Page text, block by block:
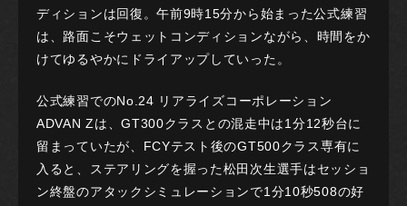
ディションは回復。午前9時15分から始まった公式練習
は、路面こそウェットコンディションながら、時間をか
けてゆるやかにドライアップしていった。
公式練習でのNo.24 リアライズコーポレーション
ADVAN Zは、GT300クラスとの混走中は1分12秒台に
留まっていたが、FCYテスト後のGT500クラス専有に
入ると、ステアリングを握った松田次生選手はセッショ
ン終盤のアタックシミュレーションで1分10秒508の好